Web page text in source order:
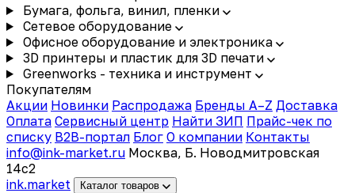
Бумага, фольга, винил, пленки
Сетевое оборудование
Офисное оборудование и электроника
3D принтеры и пластик для 3D печати
Greenworks - техника и инструмент
Покупателям
Акции Новинки Распродажа Бренды A–Z Доставка
Оплата Сервисный центр Найти ЗИП Прайс-чек по
списку B2B-портал Блог О компании Контакты
info@ink-market.ru Москва, Б. Новодмитровская
14с2
ink.market Каталог товаров